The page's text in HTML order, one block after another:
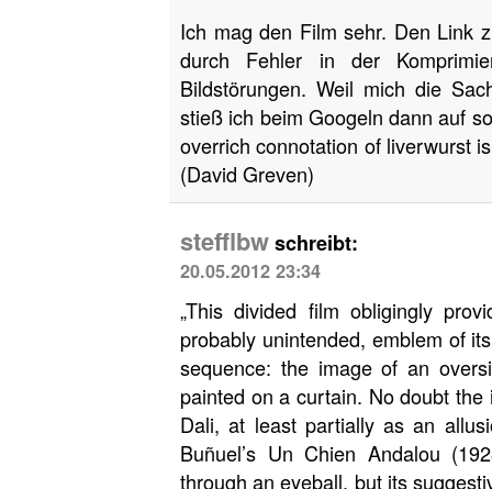
Ich mag den Film sehr. Den Link
durch Fehler in der
Bildstörungen. Weil mich die
stieß ich beim Googeln dann auf
overrich connotation of liverwurst
(David Greven)
stefflbwschreibt:
20.05.2012 23:34
„This divided film obligingly
probably unintended, emblem of
sequence: the image of an
painted on a curtain. No doubt
Dali, at least partially as an
Buñuel’s Un Chien Andalou
through an eyeball, but its